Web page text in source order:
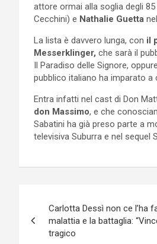
attore ormai alla soglia degli
Cecchini) e Nathalie Guetta
La lista è davvero lunga, con il
Messerklinger, che sarà il
Il Paradiso delle Signore, oppure
pubblico italiano ha imparato a
Entra infatti nel cast di Don
don Massimo, e che
Sabatini ha già preso parte a
televisiva Suburra e nel sequel
articoli
Carlotta Dessì non ce l’ha
malattia e la battaglia:
tragico